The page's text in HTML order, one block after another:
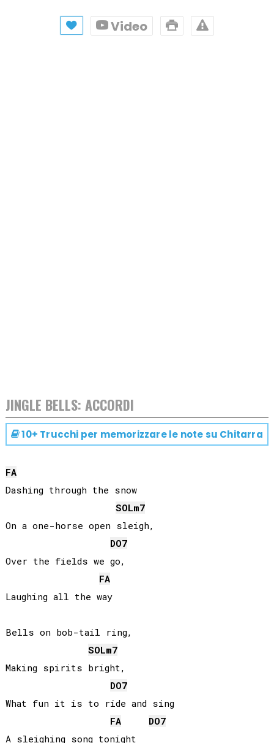
Video
JINGLE BELLS: ACCORDI
10+ Trucchi per memorizzare le note su Chitarra
FA
Dashing through the snow
SOLm7
On a one-horse open sleigh,
DO7
Over the fields we go,
FA
Laughing all the way
Bells on bob-tail ring,
SOLm7
Making spirits bright,
DO7
What fun it is to ride and sing
FA
DO7
A sleighing song tonight